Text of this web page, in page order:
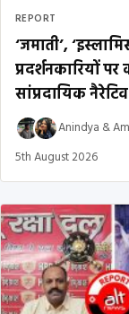
REPORT
‘जमाती’,
प्रदर्शनकारियों
सांप्रदायिक नैरेटिव
Anindya &
5th August 2026